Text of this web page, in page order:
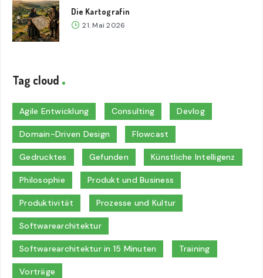
Die Kartografin
21. Mai 2026
Tag cloud
Agile Entwicklung Consulting Devlog
Domain-Driven Design Flowcast
Gedrucktes Gefunden Künstliche Intelligenz
Philosophie Produkt und Business
Produktivität Prozesse und Kultur
Softwarearchitektur
Softwarearchitektur in 15 Minuten Training
Vorträge